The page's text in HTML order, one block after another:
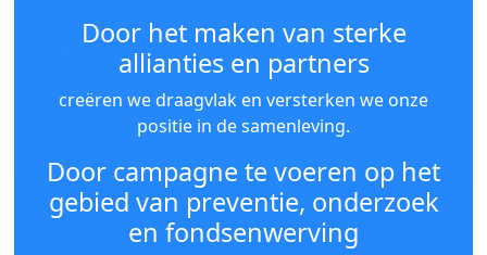
Door het maken van sterke
allianties en partners
creëren we draagvlak en versterken we onze
positie in de samenleving.
Door campagne te voeren op het
gebied van preventie, onderzoek
en fondsenwerving